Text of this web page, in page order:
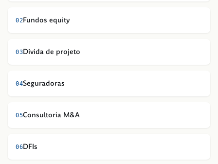
02Fundos equity
03Dívida de projeto
04Seguradoras
05Consultoria M&A
06DFIs